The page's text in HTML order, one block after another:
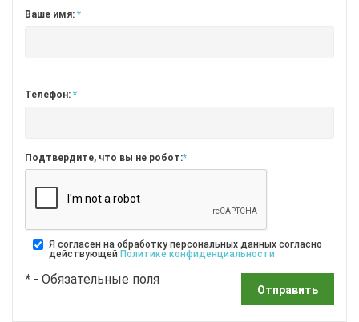
Ваше имя: *
Телефон: *
Подтвердите, что вы не робот:*
Я согласен на обработку персональных данных согласно
действующей Политике конфиденциальности
* - Обязательные поля
Отправить